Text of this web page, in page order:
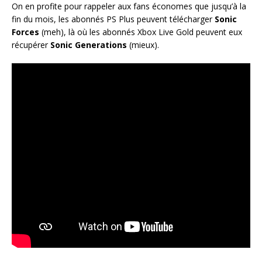
On en profite pour rappeler aux fans économes que jusqu’à la
fin du mois, les abonnés PS Plus peuvent télécharger Sonic
Forces (meh), là où les abonnés Xbox Live Gold peuvent eux
récupérer Sonic Generations (mieux).